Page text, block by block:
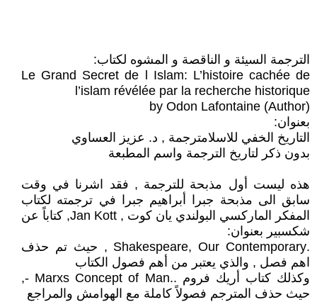
الترجمة السيئة و الناقصة و المشوه لكتاب:
Le Grand Secret de l Islam: L’histoire cachée de
l’islam révélée par la recherche historique
by Odon Lafontaine (Author)
بعنوان:
التاريخ الخفي للاسلامترجمة , د. عزيز العساوي
بدون ذكر لتاريخ الترجمة واسم المطبعة
هذه ليست أول مذبحة للترجمة , فقد اشرنا في وقت
سابق الى مذبحة جبرا أبراهيم جبرا في ترجمته لكتاب
المفكر الماركسي البولندي يان كوت , Jan Kott, كتاباً عن
شكسبير بعنوان:
.Shakespeare, Our Contemporary , حيث تم حذف
اهم فصل , والذي يعتبر من أهم فصول الكتاب
وكذلك كتاب أريك فروم ..Marxs Concept of Man -,
حيث حذف المترجم فصولاً كاملة مع الهوامش والمراجع